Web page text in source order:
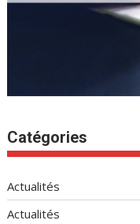
Catégories
Actualités
Actualités